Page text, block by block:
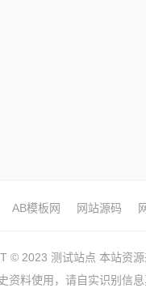
AB模板网 网站源码
© 2023 测试站点 本站资源
资料使用，请自实识别信